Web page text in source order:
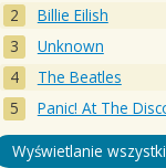
Billie Eilish
Unknown
The Beatles
Panic! At The
Wyświetlanie